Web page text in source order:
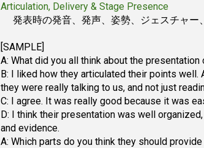
Articulation, Delivery & Stage Presence
発表時の発音、発声、姿勢、ジェスチャー
[SAMPLE]
A: What did you all think about the presentation
B: I liked how they articulated their points
they were really talking to us, and not just
C: I agree. It was really good because it was
D: I think their presentation was well
and evidence.
A: Which parts do you think they should